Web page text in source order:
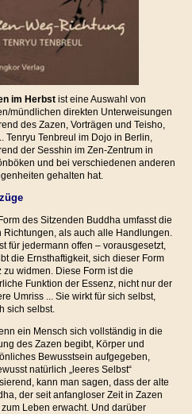
im Herbstist eine Auswahl von
mündlichen direkten Unterweisungen
des Zazen, Vorträgen und Teisho,
Tenryu Tenbreul im Dojo in Berlin,
der Sesshin im Zen-Zentrum in
und bei verschiedenen anderen
gehalten hat.
des Sitzenden Buddha umfasst die
Richtungen, als auch alle Handlungen.
für jedermann offen – vorausgesetzt,
die Ernsthaftigkeit, sich dieser Form
zu widmen. Diese Form ist die
Funktion der Essenz, nicht nur der
Umriss ... Sie wirkt für sich selbst,
sich selbst.
ein Mensch sich vollständig in die
des Zazen begibt, Körper und
Bewusstsein aufgegeben,
natürlich „leeres Selbst“
kann man sagen, dass der alte
der seit anfangloser Zeit in Zazen
zum Leben erwacht. Und darüber